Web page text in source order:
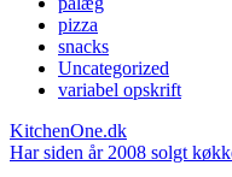
pizza
snacks
Uncategorized
variabel opskrift
KitchenOne.dk
Har siden år 2008 solgt